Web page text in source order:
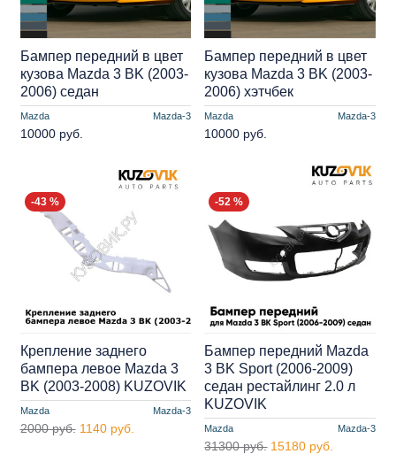
Mazda Mazda-3
Бампер передний в цвет
кузова Mazda 3 BK (2003-
2006) седан
10000 руб.
Mazda Mazda-3
Бампер передний в цвет
кузова Mazda 3 BK (2003-
2006) хэтчбек
10000 руб.
-43 %
Mazda Mazda-3
Крепление заднего
бампера левое Mazda 3
BK (2003-2008) KUZOVIK
2000 руб. 1140 руб.
-52 %
Mazda Mazda-3
Бампер передний Mazda
3 BK Sport (2006-2009)
седан рестайлинг 2.0 л
KUZOVIK
31300 руб. 15180 руб.